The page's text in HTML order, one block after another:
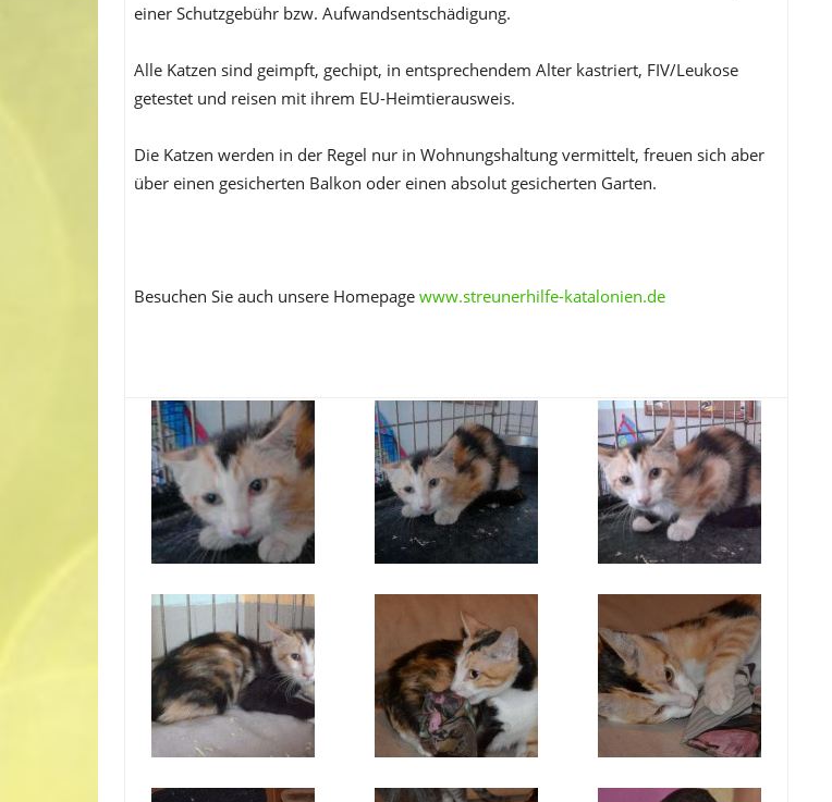
einer Schutzgebühr bzw. Aufwandsentschädigung.
Alle Katzen sind geimpft, gechipt, in entsprechendem Alter kastriert, FIV/Leukose
getestet und reisen mit ihrem EU-Heimtierausweis.
Die Katzen werden in der Regel nur in Wohnungshaltung vermittelt, freuen sich aber
über einen gesicherten Balkon oder einen absolut gesicherten Garten.
Besuchen Sie auch unsere Homepage www.streunerhilfe-katalonien.de